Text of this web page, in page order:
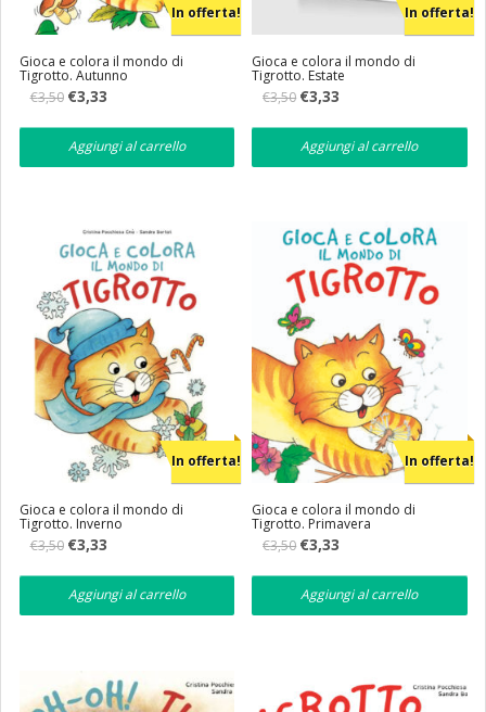
In offerta!
Gioca e colora il mondo di
Tigrotto. Autunno
€3,50 Il
prezzo
originale
era:
€3,33Il
attuale
è:
Aggiungi al carrello
In offerta!
Gioca e colora il mondo di
Tigrotto. Estate
€3,50 Il
prezzo
originale
era:
€3,33
attuale
è:
Aggiungi al carrello
In offerta!
Gioca e colora il mondo di
Tigrotto. Inverno
€3,50 Il
prezzo
originale
era:
€3,33Il
attuale
è:
Aggiungi al carrello
In offerta!
Gioca e colora il mondo di
Tigrotto. Primavera
€3,50 Il
prezzo
originale
era:
€3,33
attuale
è:
Aggiungi al carrello